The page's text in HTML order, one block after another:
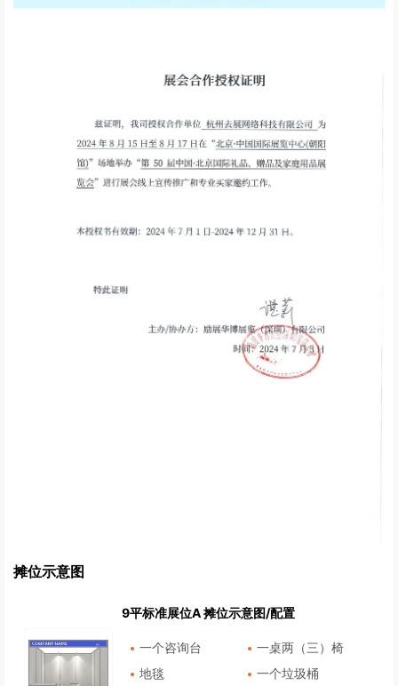
摊位示意图
9平标准展位A 摊位示意图/配置
一个咨询台
一桌两（三）椅
地毯
一个垃圾桶